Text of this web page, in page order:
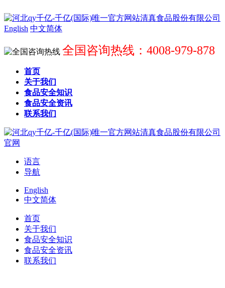
English 中文简体
全国咨询热线：4008-979-878
首页
关于我们
食品安全知识
食品安全资讯
联系我们
语言
导航
English
中文简体
首页
关于我们
食品安全知识
食品安全资讯
联系我们